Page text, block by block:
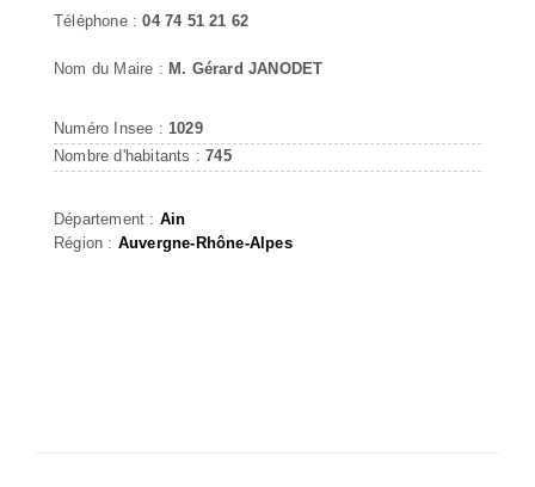
Téléphone :04 74 51 21 62
Nom du Maire : M. Gérard JANODET
Numéro Insee : 1029
Nombre d'habitants :745
Département : Ain
Région : Auvergne-Rhône-Alpes